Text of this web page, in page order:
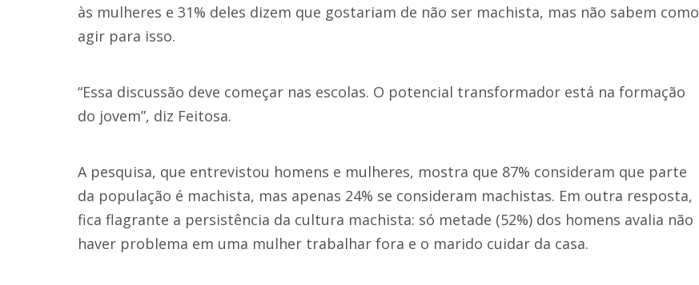
às mulheres e 31% deles dizem que gostariam de não ser machista, mas não sabem como
agir para isso.
“Essa discussão deve começar nas escolas. O potencial transformador está na formação
do jovem”, diz Feitosa.
A pesquisa, que entrevistou homens e mulheres, mostra que 87% consideram que parte
da população é machista, mas apenas 24% se consideram machistas. Em outra resposta,
fica flagrante a persistência da cultura machista: só metade (52%) dos homens avalia não
haver problema em uma mulher trabalhar fora e o marido cuidar da casa.